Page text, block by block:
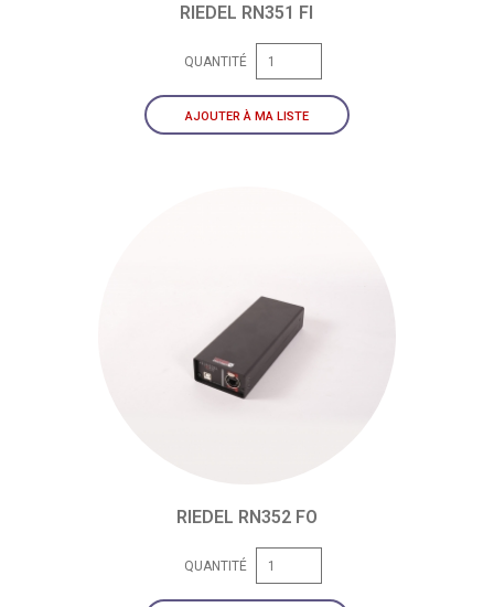
RIEDEL RN351 FI
QUANTITÉ
AJOUTER À MA LISTE
RIEDEL RN352 FO
QUANTITÉ